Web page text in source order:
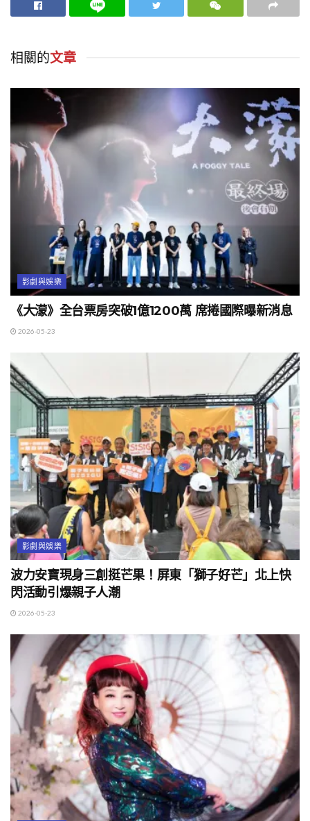
相關的文章
影劇與娛樂
《大濛》全台票房突破1億1200萬 席捲國際曝新消息
2026-05-23
影劇與娛樂
波力安寶現身三創挺芒果！屏東「獅⼦好芒」北上快
閃活動引爆親子人潮
2026-05-23